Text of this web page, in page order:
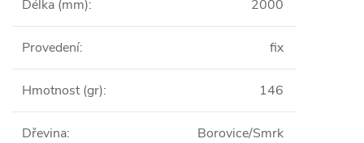
Délka (mm): 2000
Provedení: fix
Hmotnost (gr): 146
Dřevina: Borovice/Smrk